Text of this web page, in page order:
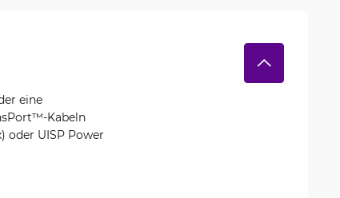
eine
Kabeln
oder UISP Power